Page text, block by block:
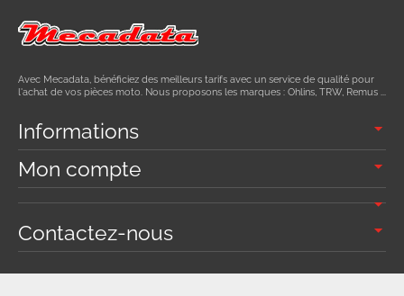
Avec Mecadata, bénéficiez des meilleurs tarifs avec un service de qualité pour
l'achat de vos pièces moto. Nous proposons les marques : Ohlins, TRW, Remus ...
Informations
Mon compte
Contactez-nous